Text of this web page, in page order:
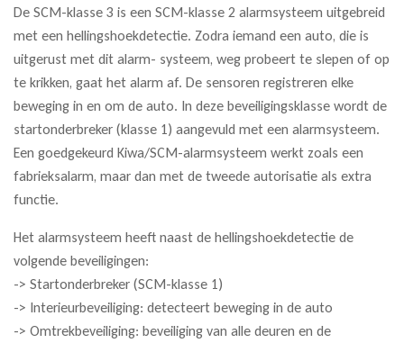
De SCM-klasse 3 is een SCM-klasse 2 alarmsysteem uitgebreid
met een hellingshoekdetectie. Zodra iemand een auto, die is
uitgerust met dit alarm- systeem, weg probeert te slepen of op
te krikken, gaat het alarm af. De sensoren registreren elke
beweging in en om de auto. In deze beveiligingsklasse wordt de
startonderbreker (klasse 1) aangevuld met een alarmsysteem.
Een goedgekeurd Kiwa/SCM-alarmsysteem werkt zoals een
fabrieksalarm, maar dan met de tweede autorisatie als extra
functie.
Het alarmsysteem heeft naast de hellingshoekdetectie de
volgende beveiligingen:
-> Startonderbreker (SCM-klasse 1)
-> Interieurbeveiliging: detecteert beweging in de auto
-> Omtrekbeveiliging: beveiliging van alle deuren en de